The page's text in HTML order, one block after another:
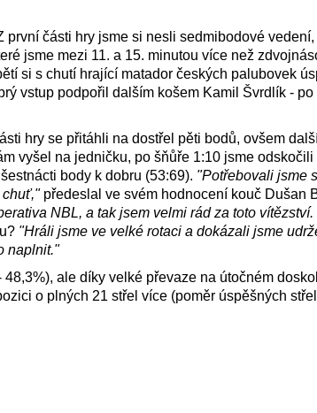
první části hry jsme si nesli sedmibodové
jsme mezi 11. a 15. minutou více než
si s chutí hrající matador českých palubovek
vstup podpořil dalším košem Kamil Švrdlík -
hry se přitáhli na dostřel pěti bodů, ovšem
vyšel na jedničku, po šňůře 1:10 jsme
body k dobru (53:69). "Potřebovali jsme
chuť,"předeslal ve svém hodnocení kouč Dušan
NBL, a tak jsem velmi rád za toto
"Hráli jsme ve velké rotaci a dokázali jsme
naplnit."
ale díky velké převaze na útočném
o plných 21 střel více (poměr úspěšných